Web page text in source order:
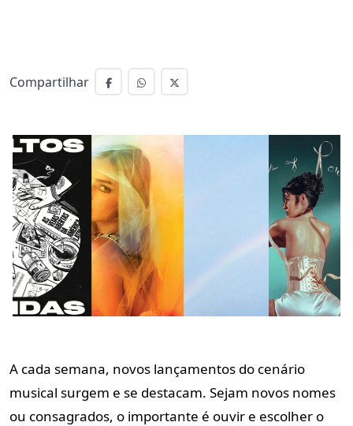
Compartilhar
A cada semana, novos lançamentos do cenário
musical surgem e se destacam. Sejam novos nomes
ou consagrados, o importante é ouvir e escolher o